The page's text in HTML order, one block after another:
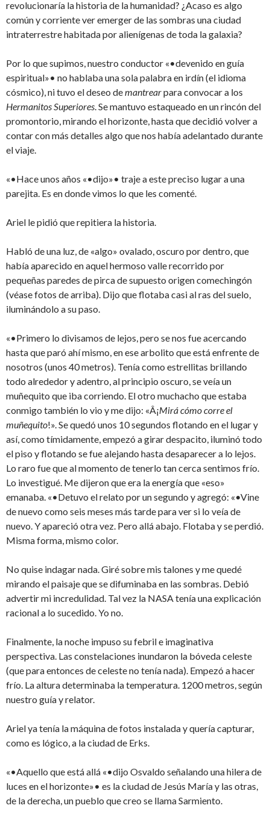
revolucionaría la historia de la humanidad? ¿Acaso es algo
común y corriente ver emerger de las sombras una ciudad
intraterrestre habitada por alienígenas de toda la galaxia?
Por lo que supimos, nuestro conductor «•devenido en guía
espiritual»• no hablaba una sola palabra en irdín (el idioma
cósmico), ni tuvo el deseo demantrearpara convocar a los
Hermanitos Superiores. Se mantuvo estaqueado en un rincón del
promontorio, mirando el horizonte, hasta que decidió volver a
contar con más detalles algo que nos había adelantado durante
el viaje.
«•Hace unos años «•dijo»• traje a este preciso lugar a una
parejita. Es en donde vimos lo que les comenté.
Ariel le pidió que repitiera la historia.
Habló de una luz, de «algo» ovalado, oscuro por dentro, que
había aparecido en aquel hermoso valle recorrido por
pequeñas paredes de pirca de supuesto origen comechingón
(véase fotos de arriba). Dijo que flotaba casi al ras del suelo,
iluminándolo a su paso.
«•Primero lo divisamos de lejos, pero se nos fue acercando
hasta que paró ahí mismo, en ese arbolito que está enfrente de
nosotros (unos 40 metros). Tenía como estrellitas brillando
todo alrededor y adentro, al principio oscuro, se veía un
muñequito que iba corriendo. El otro muchacho que estaba
conmigo también lo vio y me dijo: «Â¡Mirá cómo corre el
muñequito!». Se quedó unos 10 segundos flotando en el lugar y
así, como tímidamente, empezó a girar despacito, iluminó todo
el piso y flotando se fue alejando hasta desaparecer a lo lejos.
Lo raro fue que al momento de tenerlo tan cerca sentimos frío.
Lo investigué. Me dijeron que era la energía que «eso»
emanaba. «•Detuvo el relato por un segundo y agregó: «•Vine
de nuevo como seis meses más tarde para ver si lo veía de
nuevo. Y apareció otra vez. Pero allá abajo. Flotaba y se perdió.
Misma forma, mismo color.
No quise indagar nada. Giré sobre mis talones y me quedé
mirando el paisaje que se difuminaba en las sombras. Debió
advertir mi incredulidad. Tal vez la NASA tenía una explicación
racional a lo sucedido. Yo no.
Finalmente, la noche impuso su febril e imaginativa
perspectiva. Las constelaciones inundaron la bóveda celeste
(que para entonces de celeste no tenía nada). Empezó a hacer
frío. La altura determinaba la temperatura. 1200 metros, según
nuestro guía y relator.
Ariel ya tenía la máquina de fotos instalada y quería capturar,
como es lógico, a la ciudad de Erks.
«•Aquello que está allá «•dijo Osvaldo señalando una hilera de
luces en el horizonte»• es la ciudad de Jesús María y las otras,
de la derecha, un pueblo que creo se llama Sarmiento.